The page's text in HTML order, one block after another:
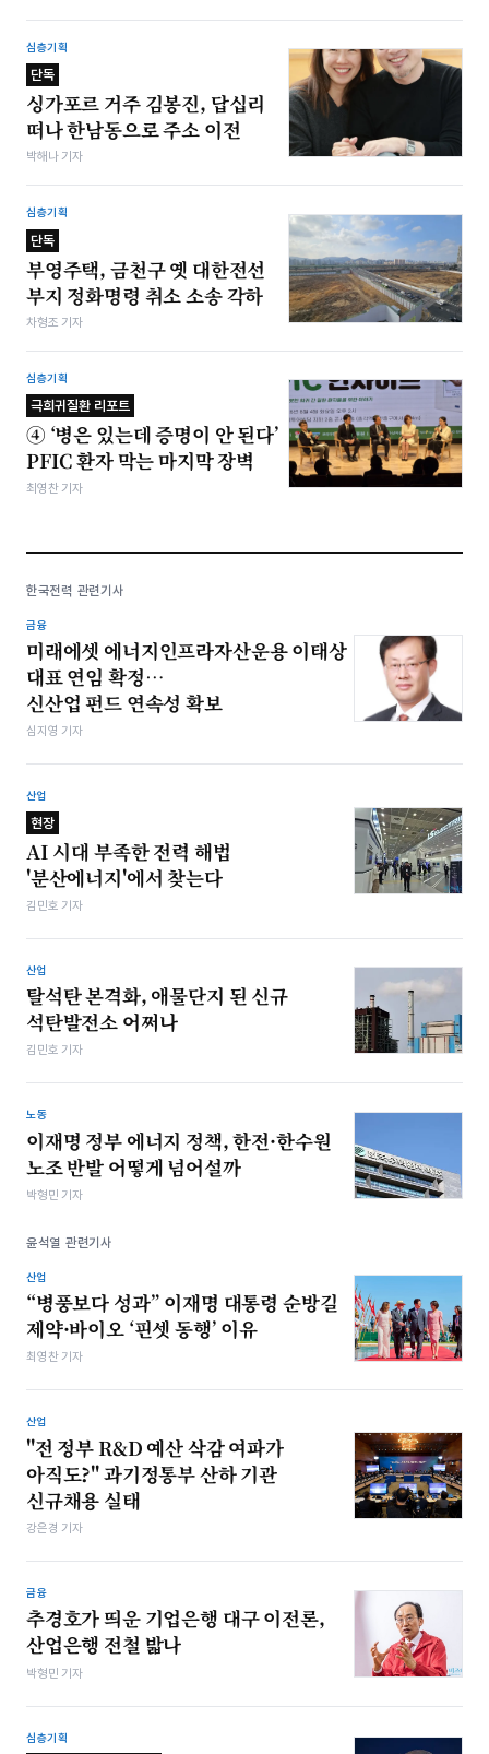
심층기획
단독
싱가포르 거주 김봉진, 답십리
떠나 한남동으로 주소 이전
박해나 기자
심층기획
단독
부영주택, 금천구 옛 대한전선
부지 정화명령 취소 소송 각하
차형조 기자
심층기획
극희귀질환 리포트
④ ‘병은 있는데 증명이 안 된다’
PFIC 환자 막는 마지막 장벽
최영찬 기자
한국전력 관련기사
금융
미래에셋 에너지인프라자산운용 이태상
대표 연임 확정…
신산업 펀드 연속성 확보
심지영 기자
산업
현장
AI 시대 부족한 전력 해법
'분산에너지'에서 찾는다
김민호 기자
산업
탈석탄 본격화, 애물단지 된 신규
석탄발전소 어쩌나
김민호 기자
노동
이재명 정부 에너지 정책, 한전·한수원
노조 반발 어떻게 넘어설까
박형민 기자
윤석열 관련기사
산업
“병풍보다 성과” 이재명 대통령 순방길
제약·바이오 ‘핀셋 동행’ 이유
최영찬 기자
산업
"전 정부 R&D 예산 삭감 여파가
아직도?" 과기정통부 산하 기관
신규채용 실태
강은경 기자
금융
추경호가 띄운 기업은행 대구 이전론,
산업은행 전철 밟나
박형민 기자
심층기획